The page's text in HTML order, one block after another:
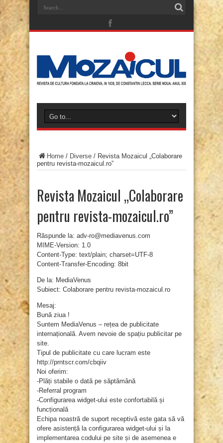
Home / Diverse / Revista Mozaicul „Colaborare
pentru revista-mozaicul.ro”
Revista Mozaicul „Colaborare
pentru revista-mozaicul.ro”
Răspunde la: adv-ro@mediavenus.com
MIME-Version: 1.0
Content-Type: text/plain; charset=UTF-8
Content-Transfer-Encoding: 8bit
De la: MediaVenus
Subiect: Colaborare pentru revista-mozaicul.ro
Mesaj:
Bună ziua !
Suntem MediaVenus – rețea de publicitate
internațională. Avem nevoie de spațiu publicitar pe
site.
Tipul de publicitate cu care lucram este
http://prntscr.com/cbqiiv
Noi oferim:
-Plăți stabile o dată pe săptămână
-Referral program
-Configurarea widget-ului este confortabilă și
funcțională
Echipa noastră de suport receptivă este gata să vă
ofere asistență la configurarea widget-ului și la
implementarea codului pe site și de asemenea e